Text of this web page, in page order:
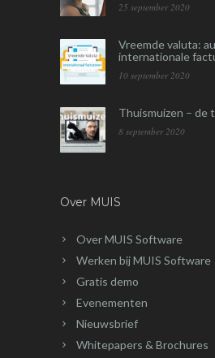
25 september 2020
Vreemde valuta:
internationale
10 september 2020
Thuismuizen – de
8 september 2020
Over MUIS
Over MUIS Software
Werken bij MUIS Software
Gratis demo
Evenementen
Nieuwsbrief
Whitepapers & Brochures